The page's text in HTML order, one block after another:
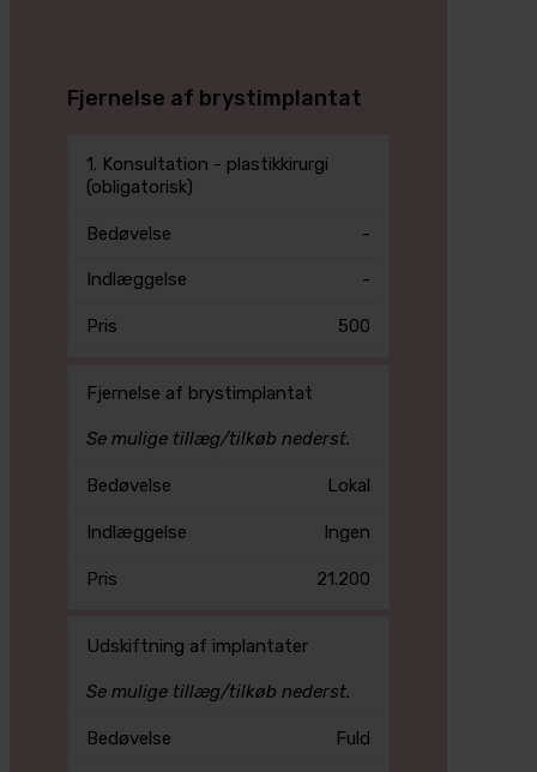
Fjernelse af brystimplantat
Bedøvelse
1. Konsultation - plastikkirurgi
(obligatorisk)
-
-
500
Fjernelse af brystimplantat
Se mulige tillæg/tilkøb nederst.
Lokal
Ingen
21.200
Udskiftning af implantater
Se mulige tillæg/tilkøb nederst.
Fuld